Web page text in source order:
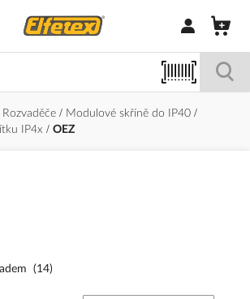
Přihlásit/
Rozvaděče
Modulové skříně do IP40
IP4x OEZ
(14)